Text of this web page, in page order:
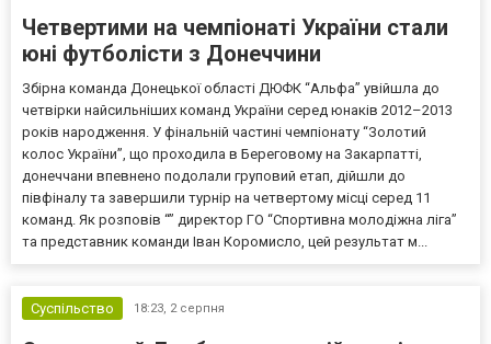
Четвертими на чемпіонаті України стали
юні футболісти з Донеччини
Збірна команда Донецької області ДЮФК “Альфа” увійшла до
четвірки найсильніших команд України серед юнаків 2012–2013
років народження. У фінальній частині чемпіонату “Золотий
колос України”, що проходила в Береговому на Закарпатті,
донеччани впевнено подолали груповий етап, дійшли до
півфіналу та завершили турнір на четвертому місці серед 11
команд. Як розповів “” директор ГО “Спортивна молодіжна ліга”
та представник команди Іван Коромисло, цей результат м...
Суспільство 18:23, 2 серпня